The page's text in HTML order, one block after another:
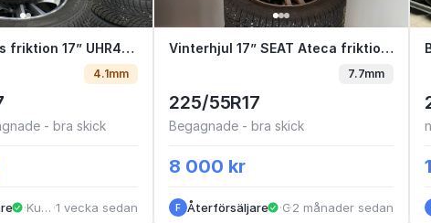
friktion 17” UHR410 E2-2
BMW 5-Series friktion 17” UHR410 E2-2
4.1mm
- bra skick
· Kungälv ·1 vecka sedan
Vinterhjul 17” SEAT Ateca
Vinterhjul 17” SEAT Ateca friktion på aluminiumfälg
7.7mm
225/55R17
Begagnade - bra skick
8 000 kr
F Återförsäljare · Göteborg
·2 månader sedan